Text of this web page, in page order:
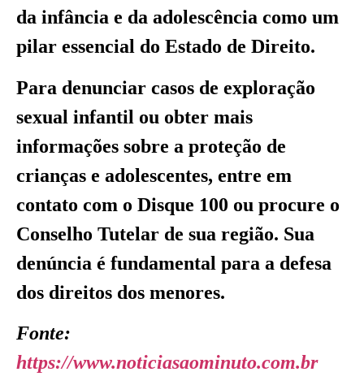
da infância e da adolescência como um
pilar essencial do Estado de Direito.
Para denunciar casos de exploração
sexual infantil ou obter mais
informações sobre a proteção de
crianças e adolescentes, entre em
contato com o Disque 100 ou procure o
Conselho Tutelar de sua região. Sua
denúncia é fundamental para a defesa
dos direitos dos menores.
Fonte:
https://www.noticiasaominuto.com.br